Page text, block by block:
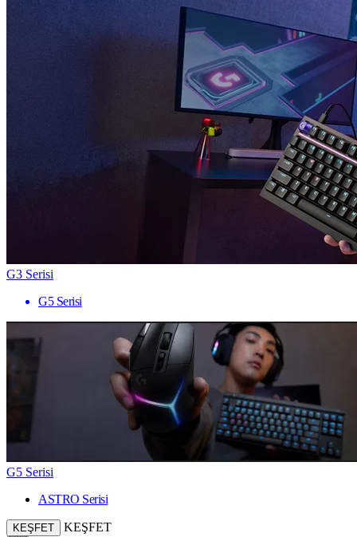
G3 Serisi
G5 Serisi
G5 Serisi
ASTRO Serisi
KEŞFET KEŞFET